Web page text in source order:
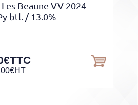
Beaune VV 2024
btl.
/ 13.0%
€TTC
€HT